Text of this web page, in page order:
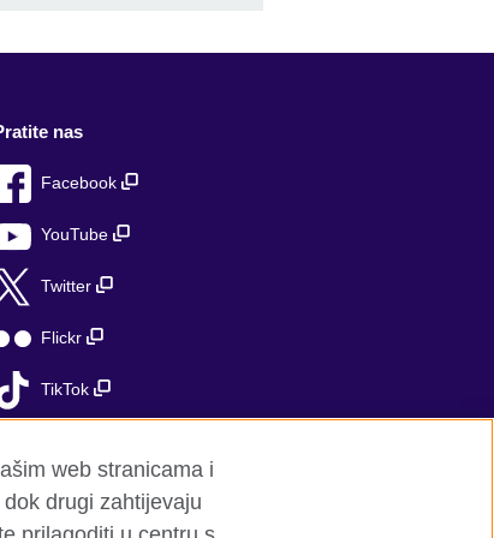
nas
Facebook
YouTube
Twitter
Flickr
TikTok
web stranicama i
drugi zahtijevaju